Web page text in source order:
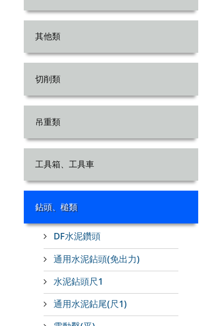
其他類
切削類
吊重類
工具箱、工具車
鉆頭、槌類
DF水泥鑽頭
通用水泥鉆頭(免出力)
水泥鉆頭尺1
通用水泥鉆尾(尺1)